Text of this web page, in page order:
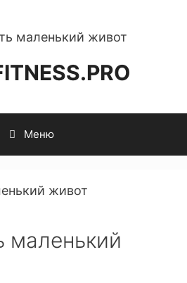
Меню
маленький